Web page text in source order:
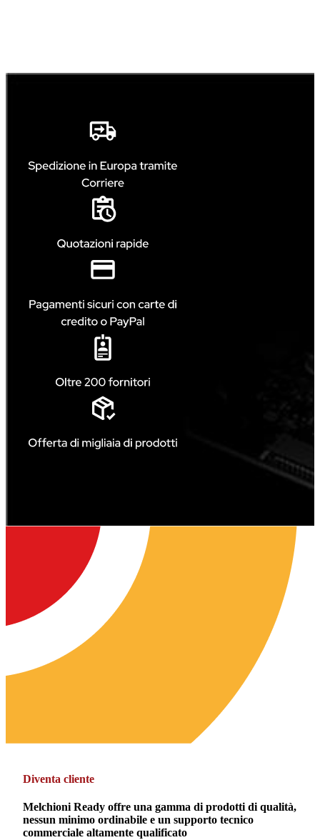
Diventa cliente
Melchioni Ready offre una gamma di prodotti di qualità,
nessun minimo ordinabile e un supporto tecnico
commerciale altamente qualificato